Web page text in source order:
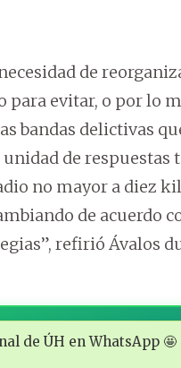
de
para evitar, o por lo
bandas delictivas
de respuestas
no mayor a diez
de acuerdo
refirió Ávalos
de ÚH en WhatsApp 🤩